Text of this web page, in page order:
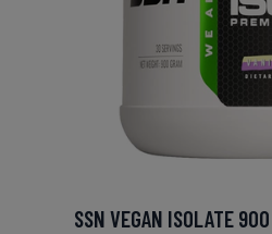
SSN VEGAN ISOLATE